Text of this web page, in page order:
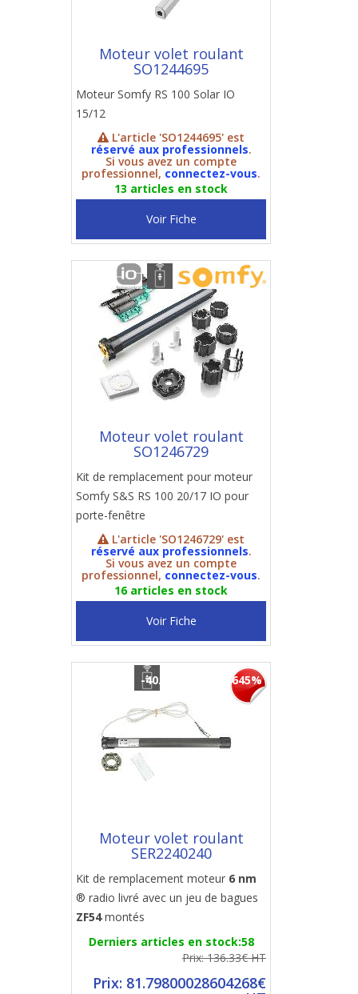
Moteur volet roulant
SO1244695
Moteur Somfy RS 100 Solar IO
15/12
L'article 'SO1244695' est
réservé aux professionnels.
Si vous avez un compte
professionnel, connectez-vous.
13 articles en stock
Voir Fiche
Moteur volet roulant
SO1246729
Kit de remplacement pour moteur
Somfy S&S RS 100 20/17 IO pour
porte-fenêtre
L'article 'SO1246729' est
réservé aux professionnels.
Si vous avez un compte
professionnel, connectez-vous.
16 articles en stock
Voir Fiche
-40.00000059604645%
Moteur volet roulant
SER2240240
Kit de remplacement moteur 6 nm
® radio livré avec un jeu de bagues
ZF54montés
Derniers articles en stock:58
Prix: 136.33€ HT
Prix: 81.79800028604268€